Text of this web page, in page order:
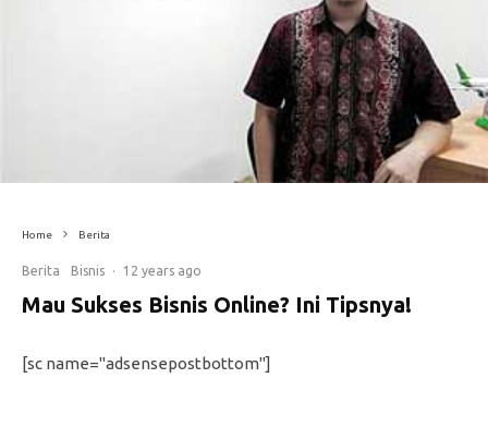
Home Berita
Berita Bisnis · 12 years ago
Mau Sukses Bisnis Online? Ini Tipsnya!
[sc name="adsensepostbottom"]